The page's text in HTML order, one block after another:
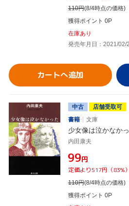
110円(8/4時点の価格)
獲得ポイント 0P
在庫あり
発売年月日：2021/02/
カートへ追加
中古
店舗受取可
書籍
文庫
少女像は泣かなか
内田康夫
¥99円
定価より517円（83%
110円(8/4時点の価格)
獲得ポイント 0P